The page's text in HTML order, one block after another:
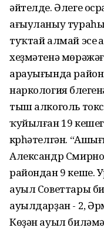
әйтелде. Әлеге
ағыуланыу
туҡтай алмай
хеҙмәтенә
арауығында
наркология
тыш алкоголь
ҡуйылған 19
күрһәтелгән.
Александр
райондан 9 кеше.
ауыл Советтары
ауылдарҙан - 2,
Көҙән ауыл